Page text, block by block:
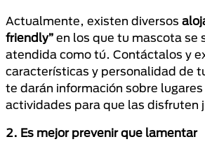
Actualmente, existen diversos
friendly” en los que tu mascota se
atendida como tú. Contáctalos y
características y personalidad de
te darán información sobre lugares
actividades para que las disfruten
2. Es mejor prevenir que lamentar